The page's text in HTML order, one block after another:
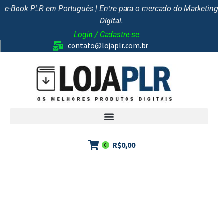
e-Book PLR em Português | Entre para o mercado do Marketing
Digital.
Login / Cadastre-se
contato@lojaplr.com.br
R$0,00
0